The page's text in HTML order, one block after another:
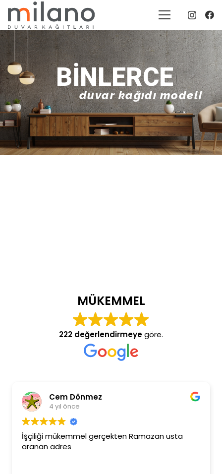
BINLERCE
duvar kağıdı modeli
MÜKEMMEL
222 değerlendirmeyegöre.
Cem Dönmez
4 yıl önce
İşçiliği mükemmel gerçekten Ramazan usta
aranan adres